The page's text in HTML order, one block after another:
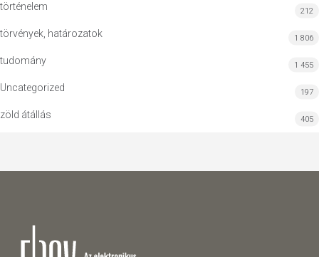
történelem 212
törvények, határozatok 1 806
tudomány 1 455
Uncategorized 197
zöld átállás 405